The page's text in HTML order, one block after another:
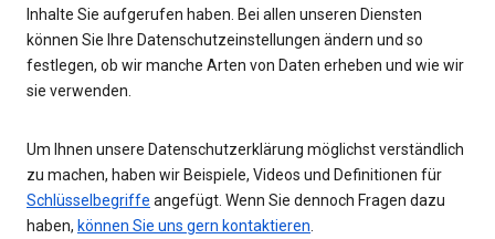
Inhalte Sie aufgerufen haben. Bei allen unseren Diensten
können Sie Ihre Datenschutzeinstellungen ändern und so
festlegen, ob wir manche Arten von Daten erheben und wie wir
sie verwenden.
Um Ihnen unsere Datenschutzerklärung möglichst verständlich
zu machen, haben wir Beispiele, Videos und Definitionen für
Schlüsselbegriffe angefügt. Wenn Sie dennoch Fragen dazu
haben, können Sie uns gern kontaktieren.